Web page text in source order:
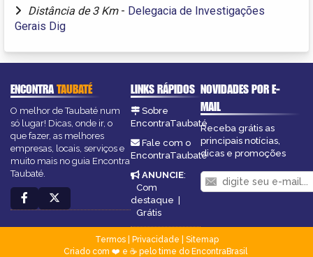
Distância de 3 Km - Delegacia de Investigações
Gerais Dig
ENCONTRATAUBATÉ
O melhor de Taubaté num
só lugar! Dicas, onde ir, o
que fazer, as melhores
empresas, locais, serviços e
muito mais no guia Encontra
Taubaté.
LINKS RÁPIDOS
Sobre
EncontraTaubaté
Fale com o
EncontraTaubaté
ANUNCIE:
Com
destaque |
Grátis
NOVIDADES POR E-
MAIL
Receba grátis as
principais notícias,
dicas e promoções
Termos| Privacidade
Sitemap
Criado com ❤️ e ☕ pelo time do EncontraBrasil